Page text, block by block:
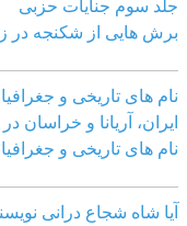
جلد سوم جنایات حزبی
برش هایی از شکنجه در
نام های تاریخی و
ایران، آریانا و خراسان
نام های تاریخی و
آیا شاه شجاع درانی